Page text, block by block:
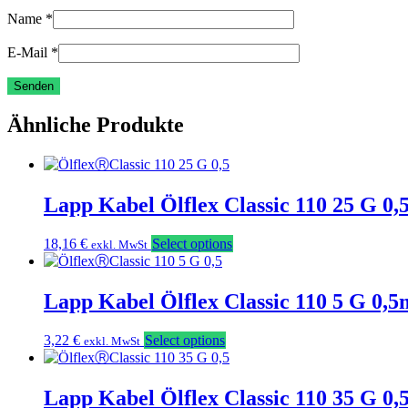
Name *
E-Mail *
Ähnliche Produkte
Lapp Kabel Ölflex Classic 110 25 G
18,16 € exkl. MwSt Select options
Lapp Kabel Ölflex Classic 110 5 G
3,22 € exkl. MwSt Select options
Lapp Kabel Ölflex Classic 110 35 G